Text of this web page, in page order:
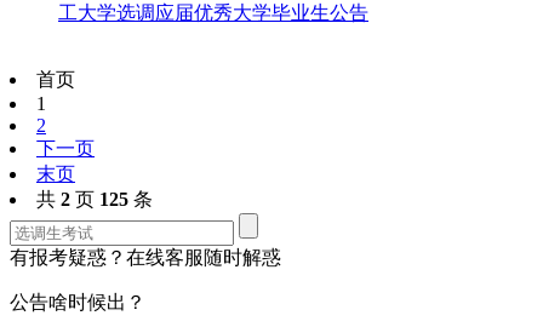
工大学选调应届优秀大学毕业生公告
首页
1
2
下一页
末页
共 2 页 125 条
有报考疑惑？在线客服随时解惑
公告啥时候出？